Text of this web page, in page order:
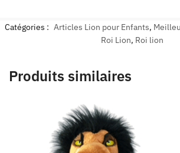
Catégories : Articles Lion pour Enfants,
Roi Lion, Roi lion
Produits similaires